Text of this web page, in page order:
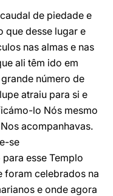
de piedade e
que desse lugar e
nas almas e nas
ali têm ido em
número de
atraiu para si e
lo Nós mesmo
acompanhavas.
se
esse Templo
foram celebrados na
e onde agora